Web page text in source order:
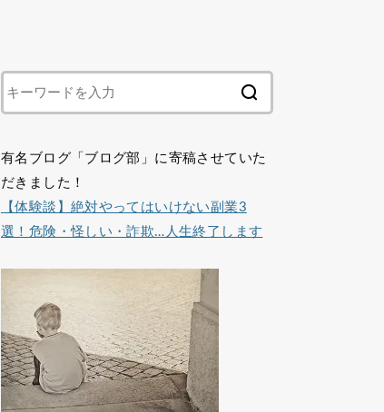
有名ブログ「ブログ部」に寄稿させていた
だきました！
【体験談】絶対やってはいけない副業3
選！危険・怪しい・詐欺…人生終了します